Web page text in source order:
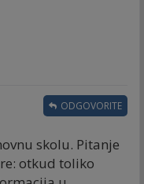
skolu. Pitanje
otkud toliko
ODGOVORITE